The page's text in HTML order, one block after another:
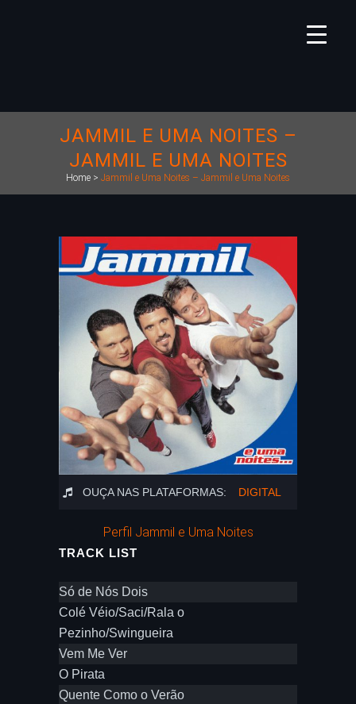
JAMMIL E UMA NOITES –
JAMMIL E UMA NOITES
Home > Jammil e Uma Noites – Jammil e Uma Noites
OUÇA NAS PLATAFORMAS: DIGITAL
Perfil Jammil e Uma Noites
TRACK LIST
Só de Nós Dois
Colé Véio/Saci/Rala o
Pezinho/Swingueira
Vem Me Ver
O Pirata
Quente Como o Verão